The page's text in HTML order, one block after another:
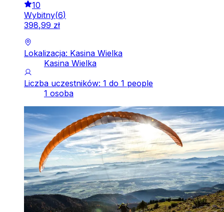
10
Wybitny(6)
398,99 zł
Lokalizacja: Kasina Wielka
Kasina Wielka
Liczba uczestników: 1 do 1 people
1 osoba